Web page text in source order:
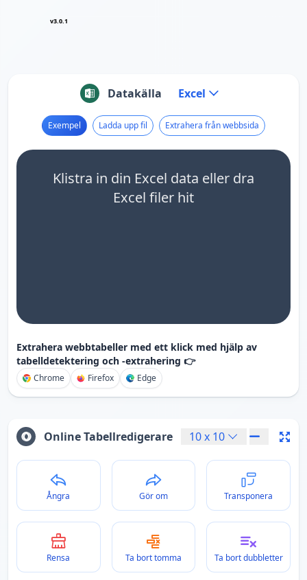
v3.0.1
Datakälla Excel
Exempel Ladda upp fil Extrahera från webbsida
Klistra in din Excel data eller dra
Excel filer hit
Extrahera webbtabeller med ett klick med hjälp av
tabelldetektering och -extrahering 👉
Chrome Firefox Edge
Online Tabellredigerare 10x 10
Ångra Gör om Transponera
Rensa Ta bort tomma Ta bort dubbletter